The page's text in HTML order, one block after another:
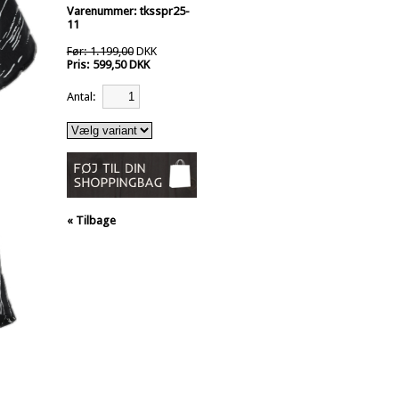
Varenummer: tksspr25-
11
Før: 1.199,00DKK
Pris: 599,50 DKK
Antal:
« Tilbage